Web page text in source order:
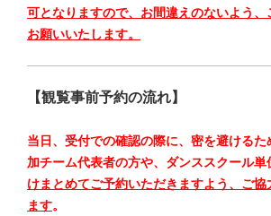
可となりますので、お間違えのないよう、
お願いいたします。
【観覧事前予約の流れ】
当日、受付での確認の際に、密を避ける
加チーム代表者の方や、ダンススクール単
けまとめてご予約いただきますよう、ご協
ます。